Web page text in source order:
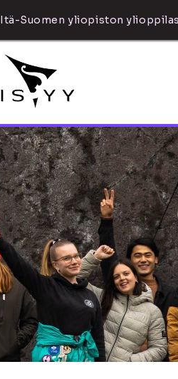
Itä-Suomen yliopiston